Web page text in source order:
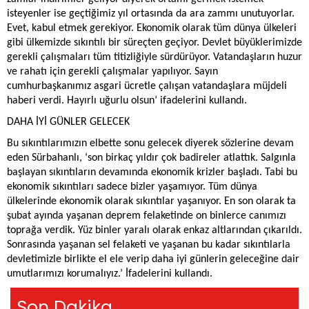
isteyenler ise geçtiğimiz yıl ortasında da ara zammı unutuyorlar.
Evet, kabul etmek gerekiyor. Ekonomik olarak tüm dünya ülkeleri
gibi ülkemizde sıkıntılı bir süreçten geçiyor. Devlet büyüklerimizde
gerekli çalışmaları tüm titizliğiyle sürdürüyor. Vatandaşların huzur
ve rahatı için gerekli çalışmalar yapılıyor. Sayın
cumhurbaşkanımız asgari ücretle çalışan vatandaşlara müjdeli
haberi verdi. Hayırlı uğurlu olsun’ ifadelerini kullandı.
DAHA İYİ GÜNLER GELECEK
Bu sıkıntılarımızın elbette sonu gelecek diyerek sözlerine devam
eden Sürbahanlı, ‘son birkaç yıldır çok badireler atlattık. Salgınla
başlayan sıkıntıların devamında ekonomik krizler başladı. Tabi bu
ekonomik sıkıntıları sadece bizler yaşamıyor. Tüm dünya
ülkelerinde ekonomik olarak sıkıntılar yaşanıyor. En son olarak ta
şubat ayında yaşanan deprem felaketinde on binlerce canımızı
toprağa verdik. Yüz binler yaralı olarak enkaz altlarından çıkarıldı.
Sonrasında yaşanan sel felaketi ve yaşanan bu kadar sıkıntılarla
devletimizle birlikte el ele verip daha iyi günlerin geleceğine dair
umutlarımızı korumalıyız.’ İfadelerini kullandı.